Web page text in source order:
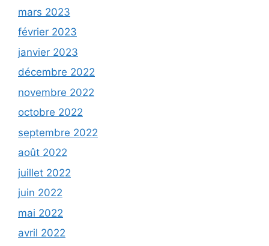
mars 2023
février 2023
janvier 2023
décembre 2022
novembre 2022
octobre 2022
septembre 2022
août 2022
juillet 2022
juin 2022
mai 2022
avril 2022